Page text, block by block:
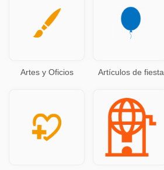
Artes y Oficios Artículos de fiesta